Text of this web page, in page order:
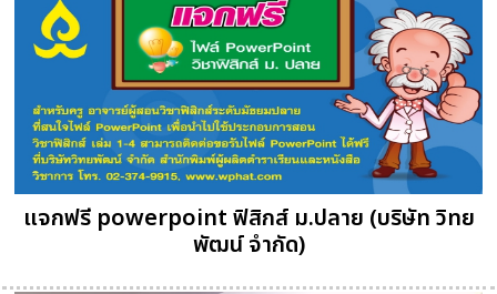
แจกฟรี powerpoint ฟิสิกส์ ม.ปลาย (บริษัท วิทย
พัฒน์ จำกัด)